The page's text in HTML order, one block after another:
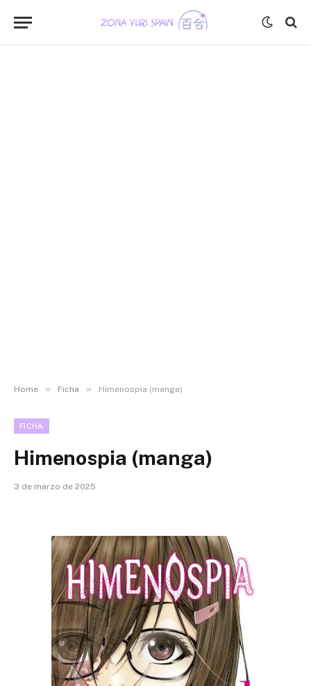
Home » Ficha » Himenospia (manga)
FICHA
Himenospia (manga)
3 de marzo de 2025